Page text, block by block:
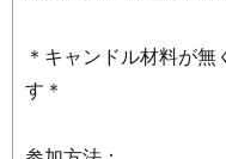
＊キャンドル材料が無
す＊